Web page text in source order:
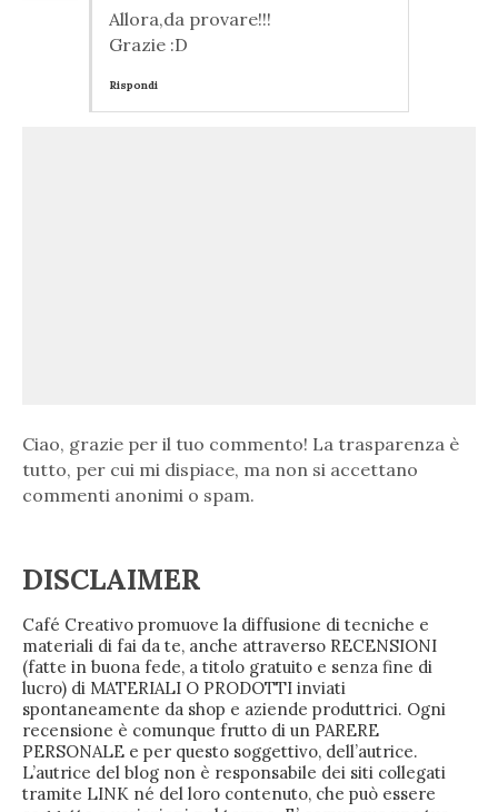
Allora,da provare!!!
Grazie :D
Rispondi
Ciao, grazie per il tuo commento! La trasparenza è
tutto, per cui mi dispiace, ma non si accettano
commenti anonimi o spam.
DISCLAIMER
Café Creativo promuove la diffusione di tecniche e
materiali di fai da te, anche attraverso RECENSIONI
(fatte in buona fede, a titolo gratuito e senza fine di
lucro) di MATERIALI O PRODOTTI inviati
spontaneamente da shop e aziende produttrici. Ogni
recensione è comunque frutto di un PARERE
PERSONALE e per questo soggettivo, dell’autrice.
L’autrice del blog non è responsabile dei siti collegati
tramite LINK né del loro contenuto, che può essere